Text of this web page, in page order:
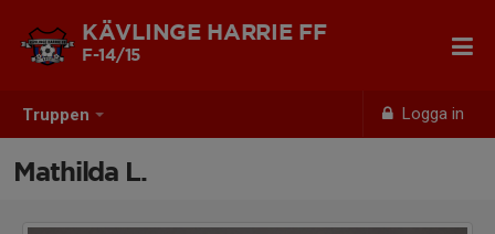
Truppen Logga in
KÄVLINGE HARRIE FF
F-14/15
Mathilda L.